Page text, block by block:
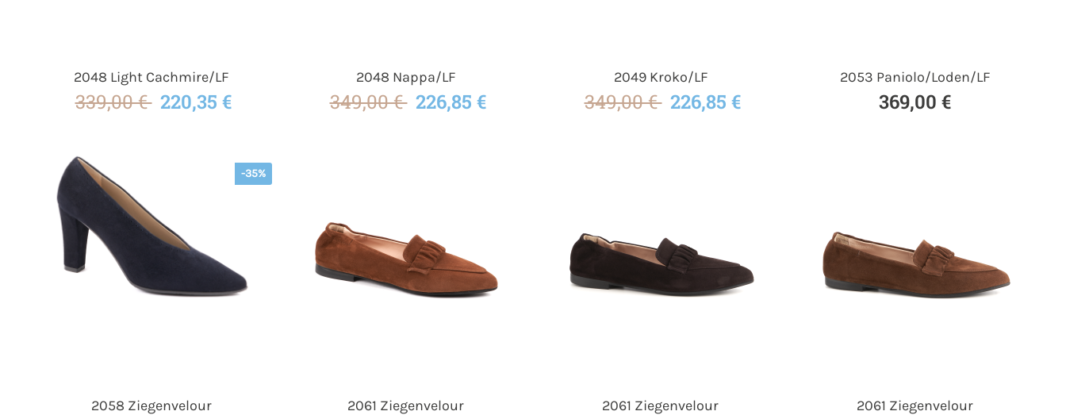
2048 Light Cachmire/LF
339,00 € 220,35 €
2048 Nappa/LF
349,00 € 226,85 €
2049 Kroko/LF
349,00 € 226,85 €
2053 Paniolo/Loden/LF
369,00 €
-35%
2058 Ziegenvelour 2061 Ziegenvelour 2061 Ziegenvelour 2061 Ziegenvelour